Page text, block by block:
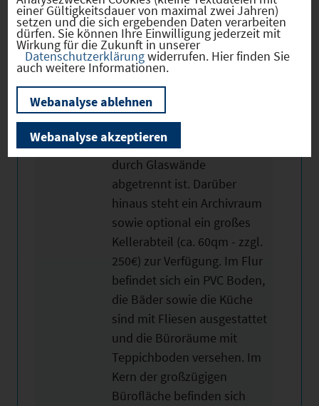
der großen Fensterfronten
wird der Immobilie ein
besonderes Flair vermittelt.
Neben dem Open-Space
Bereich stehen zusätzlich
zwei separate Büros und ein
großer Besprechungsraum
zur Verfügung, welcher
durch Glaswände
abgetrennt ist. Darüber
hinaus steht ein Archivraum
sowie optional ein großes
Kellerabteil (ca. 60qm - zzgl.
250€) zur Verfügung. Im Flur
befindet sich ein PVC Boden,
die Bäder sowie die Küche
sind mit Fliesen ausgestattet
und die Büroräume mit
Teppichboden versehen. Im
Kern der großzügigen
Bürofläche befinden sich
einer Gültigkeitsdauer von maximal zwei Jahren)
setzen und die sich ergebenden Daten verarbeiten
dürfen. Sie können Ihre Einwilligung jederzeit mit
Wirkung für die Zukunft in unserer
Datenschutzerklärungwiderrufen. Hier finden Sie
auch weitere Informationen.
Webanalyse ablehnen
Webanalyse akzeptieren